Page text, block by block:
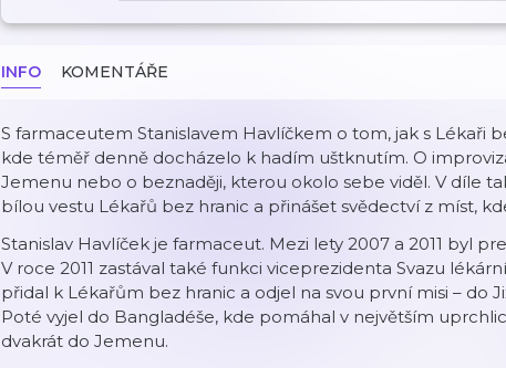
INFO KOMENTÁŘE
S farmaceutem Stanislavem Havlíčkem o tom, jak s Lékaři
kde téměř denně docházelo k hadím uštknutím. O
Jemenu nebo o beznaději, kterou okolo sebe viděl. V díle
bílou vestu Lékařů bez hranic a přinášet svědectví z míst,
Stanislav Havlíček je farmaceut. Mezi lety 2007 a 2011 byl
V roce 2011 zastával také funkci viceprezidenta Svazu
přidal k Lékařům bez hranic a odjel na svou první misi – do
Poté vyjel do Bangladéše, kde pomáhal v největším
dvakrát do Jemenu.